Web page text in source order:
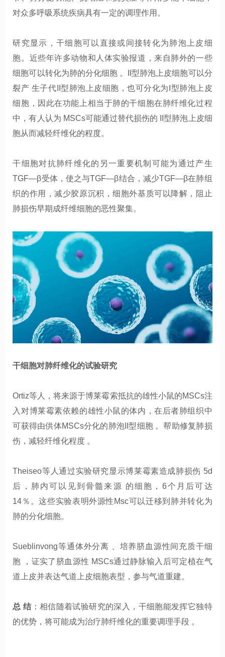
对众多呼吸系统疾病具有一定的调理作用。
研究显示，干细胞可以直接或间接转化为肺泡上皮细
胞。近些年许多动物和人体实验报道，来自肺外的一些
细胞可以转化为肺的分化细胞 。II型肺泡上皮细胞可以分
裂产 生子代II型肺泡上皮细胞，也可分化为I型肺泡上皮
细胞，因此在功能上相当于肺的干细胞在肺纤维化过程
中，有人认为 MSCs可能通过替代损伤的 II型肺泡上皮细
胞从而减轻纤维化的程度。
干细胞对抗肺纤维化的另一重要机制可能为通过产生
TGF—β受体，使之与TGF—β结合，减少TGF—β在肺组
织的作用，减少胶原沉积，细胞外基质可以降解，阻止
肺损伤早期成纤维细胞的恶性聚集。
干细胞对肺纤维化的试验研究
Ortiz等人，将来源于博莱霉索抵抗的雄性小鼠的MSCs注
入对博莱霉素依赖的雄性小鼠的体内，在后者肺组织中
可获得由供体MSCs分化的肺泡II型细胞 。帮助修复肺损
伤，减轻纤维化程度 。
Theiseo等人通过实验研究显示博莱霉素造成肺损伤 5d
后，肺内可以见到骨髓来源 的细胞，6个月后可达
14％。这些实验表明外源性Msc可以迁移到肺并转化为
肺的分化细胞。
Sueblinvong等通体外分离 、培养脐血源性间充质干细
胞 ，证实了脐血源性 MSCs通过静脉输入后可定植在气
道上皮并表达气道上皮细胞表型，参与气道重建。
总 结：相信随着试验研究的深入，干细胞能发挥它独特
的优势，将可能成为治疗肺纤维化的重要调理手段 。